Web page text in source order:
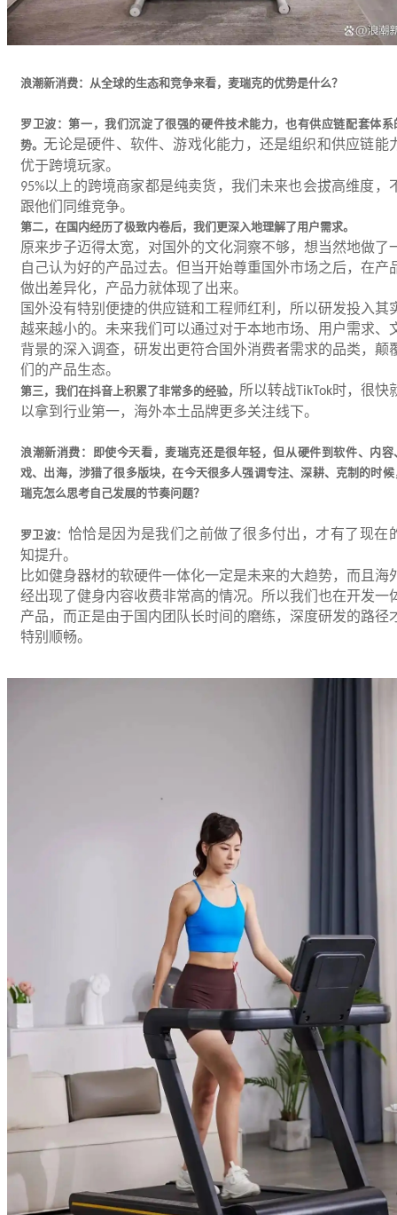
浪潮新消费：从全球的生态和竞争来看，麦瑞克的优势是什么？
罗卫波：第一，我们沉淀了很强的硬件技术能力，也有供应链配套体系
势。无论是硬件、软件、游戏化能力，还是组织和供应链能
优于跨境玩家。
95%以上的跨境商家都是纯卖货，我们未来也会拔高维度，
跟他们同维竞争。
第二，在国内经历了极致内卷后，我们更深入地理解了用户需求。
原来步子迈得太宽，对国外的文化洞察不够，想当然地做了
自己认为好的产品过去。但当开始尊重国外市场之后，在产
做出差异化，产品力就体现了出来。
国外没有特别便捷的供应链和工程师红利，所以研发投入其
越来越小的。未来我们可以通过对于本地市场、用户需求、
背景的深入调查，研发出更符合国外消费者需求的品类，颠
们的产品生态。
第三，我们在抖音上积累了非常多的经验， 所以转战 TikTok时，很快
以拿到行业第一，海外本土品牌更多关注线下。
浪潮新消费：即使今天看，麦瑞克还是很年轻，但从硬件到软件、内容
戏、出海，涉猎了很多版块，在今天很多人强调专注、深耕、克制的时候
瑞克怎么思考自己发展的节奏问题？
罗卫波： 恰恰是因为是我们之前做了很多付出，才有了现在
知提升。
比如健身器材的软硬件一体化一定是未来的大趋势，而且海
经出现了健身内容收费非常高的情况。所以我们也在开发一
产品，而正是由于国内团队长时间的磨练，深度研发的路径
特别顺畅。